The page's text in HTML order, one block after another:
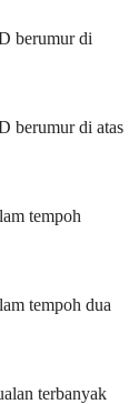
berumur di
berumur di atas
tempoh
tempoh dua
terbanyak